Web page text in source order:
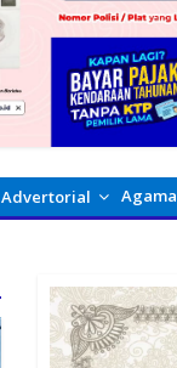
Advertorial Agama